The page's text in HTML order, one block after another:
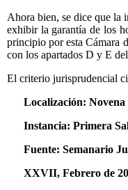
Ahora bien, se dice que la
exhibir la garantía de los
principio por esta Cámara
con los apartados D y E
El criterio jurisprudencial
Localización: Novena
Instancia: Primera
Fuente: Semanario
XXVII, Febrero de